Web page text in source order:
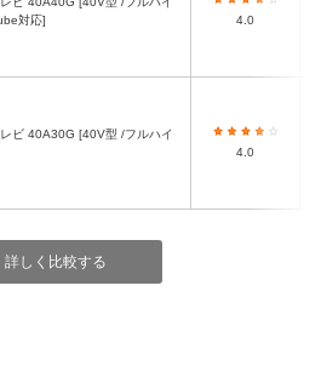
対応]
4.0
4.0
詳しく比較する